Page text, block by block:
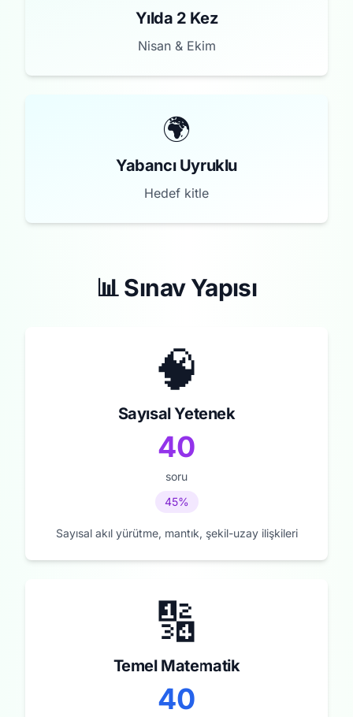
Yılda 2 Kez
Nisan & Ekim
🌍
Yabancı Uyruklu
Hedef kitle
📊 Sınav Yapısı
🧠
Sayısal Yetenek
40
soru
45%
Sayısal akıl yürütme, mantık, şekil-uzay ilişkileri
🔢
Temel Matematik
40